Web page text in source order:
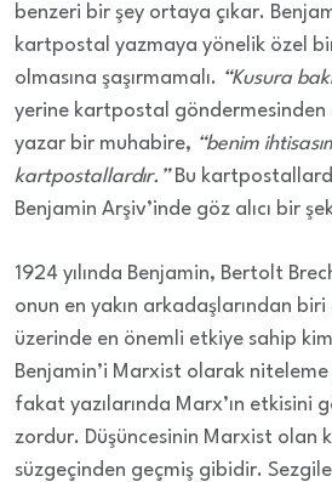
benzeri bir şey ortaya çıkar.
kartpostal yazmaya yönelik özel bir
olmasına şaşırmamalı. “Kusura
yerine kartpostal göndermesinden
yazar bir muhabire, “benim
kartpostallardır.”Bu
Benjamin Arşiv’inde göz alıcı bir
1924 yılında Benjamin, Bertolt
onun en yakın arkadaşlarından
üzerinde en önemli etkiye sahip
Benjamin’i Marxist olarak
fakat yazılarında Marx’ın etkisini
zordur. Düşüncesinin Marxist olan
süzgeçinden geçmiş gibidir.